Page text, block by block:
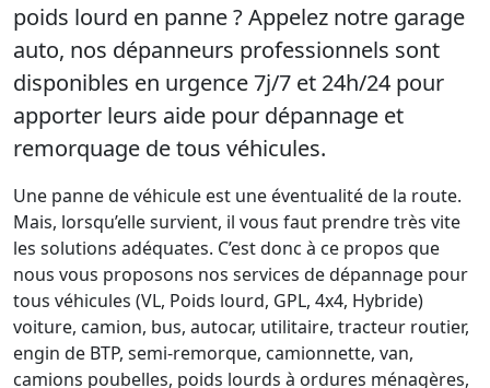
poids lourd en panne ? Appelez notre garage
auto, nos dépanneurs professionnels sont
disponibles en urgence 7j/7 et 24h/24 pour
apporter leurs aide pour dépannage et
remorquage de tous véhicules.
Une panne de véhicule est une éventualité de la route.
Mais, lorsqu’elle survient, il vous faut prendre très vite
les solutions adéquates. C’est donc à ce propos que
nous vous proposons nos services de dépannage pour
tous véhicules (VL, Poids lourd, GPL, 4x4, Hybride)
voiture, camion, bus, autocar, utilitaire, tracteur routier,
engin de BTP, semi-remorque, camionnette, van,
camions poubelles, poids lourds à ordures ménagères,